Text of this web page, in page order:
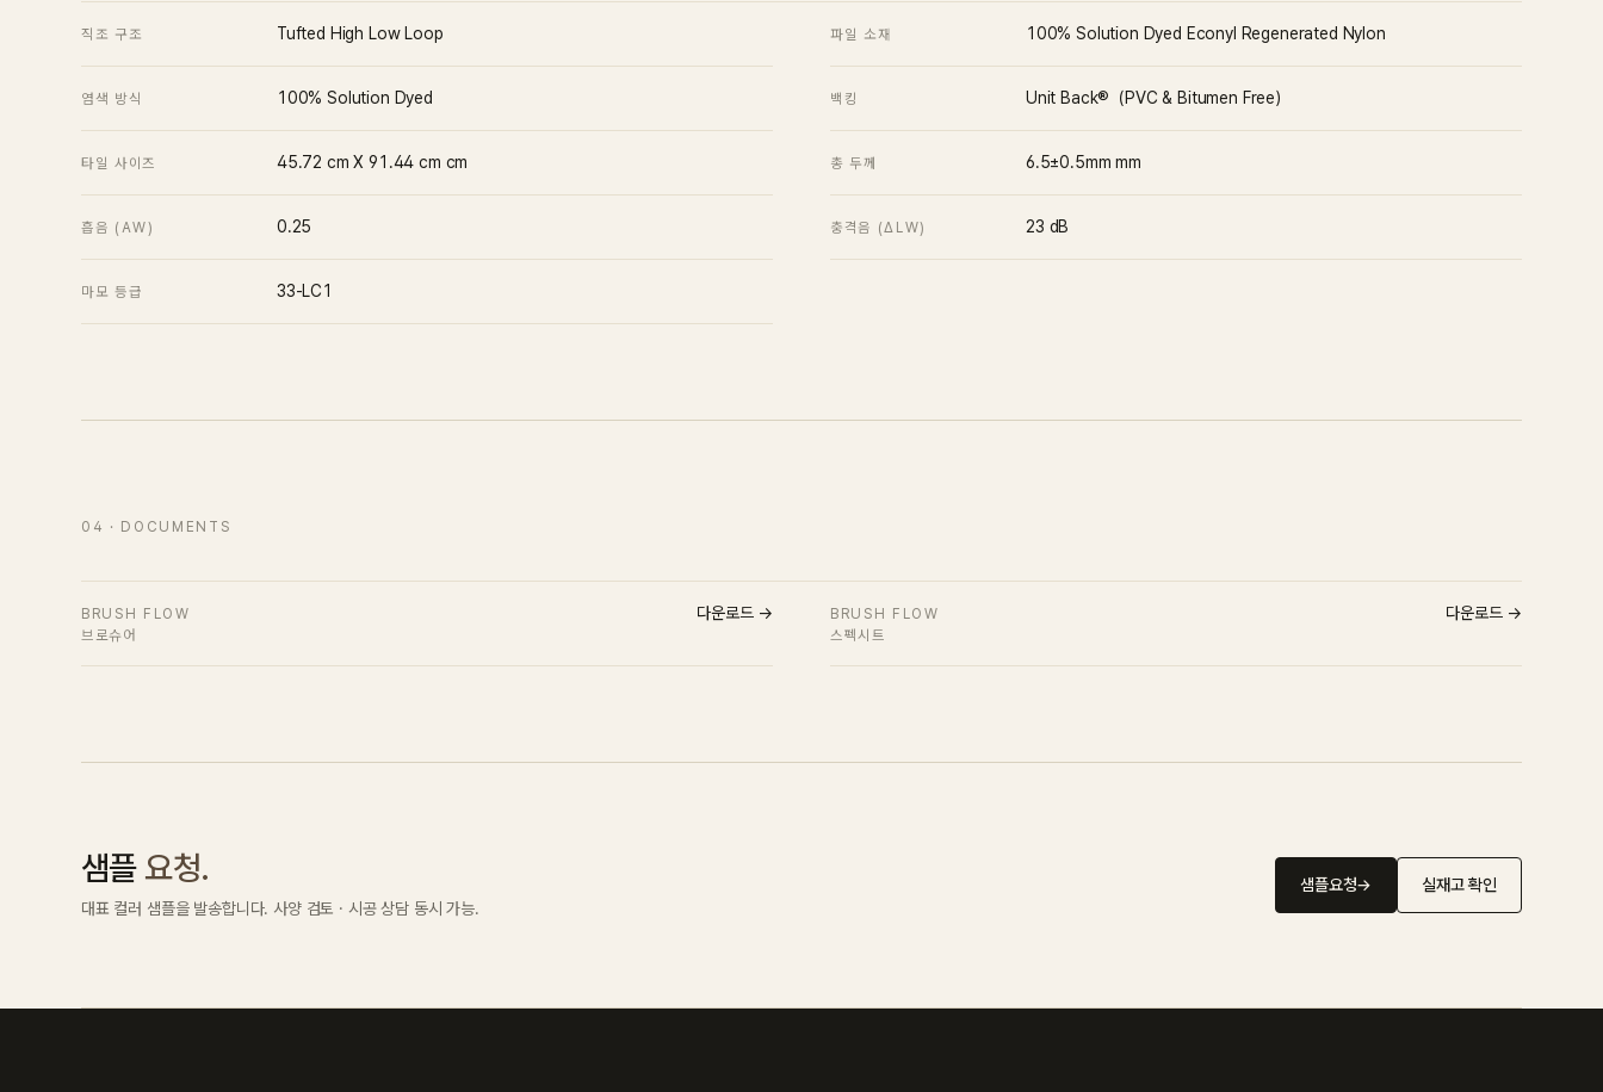
직조 구조 Tufted High Low Loop 파일 소재 100% Solution Dyed Econyl Regenerated Nylon
염색 방식 100% Solution Dyed 백킹 Unit Back®（PVC & Bitumen Free）
타일 사이즈 45.72 cm X 91.44 cm cm 총 두께 6.5±0.5mm mm
흡음 (ΑW) 0.25 충격음 (ΔLW) 23 dB
마모 등급 33-LC1
04 · DOCUMENTS
BRUSH FLOW
브로슈어
다운로드 →
BRUSH FLOW
스펙시트
다운로드 →
샘플 요청.
대표 컬러 샘플을 발송합니다. 사양 검토 · 시공 상담 동시 가능.
샘플요청→ 실재고 확인